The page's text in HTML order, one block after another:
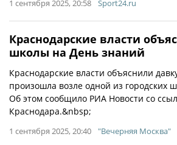
1 сентября 2025, 20:58 Sport24.ru
Краснодарские власти
школы на День знаний
Краснодарские власти объяснили
произошла возле одной из городских
Об этом сообщило РИА Новости со
Краснодара.&nbsp;
1 сентября 2025, 20:40 "Вечерняя Москва"